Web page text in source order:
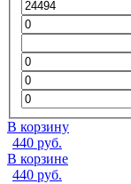
В корзину
440 руб.
В корзине
440 руб.